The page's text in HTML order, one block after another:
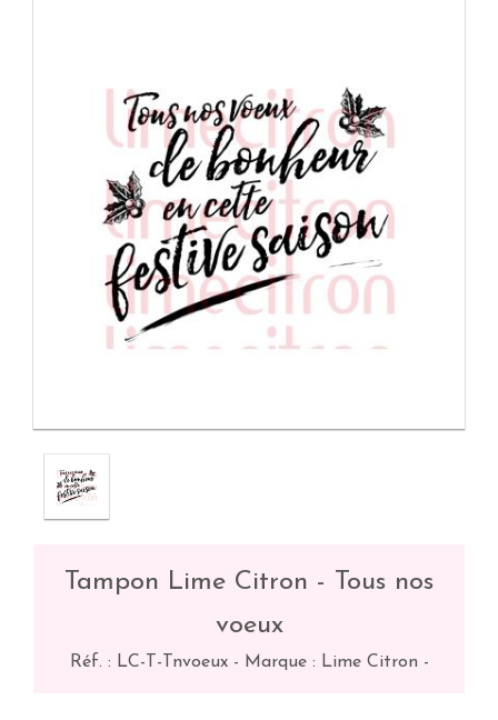
Tampon Lime Citron - Tous nos
voeux
Réf. : LC-T-Tnvoeux- Marque : Lime Citron -